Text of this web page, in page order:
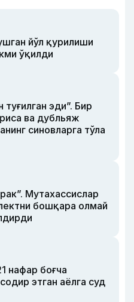
йўл қурилиши
ўқилди
эди”. Бир
ва дубльяж
синовларга тўла
Мутахассислар
бошқара олмай
нафар боғча
этган аёлга суд